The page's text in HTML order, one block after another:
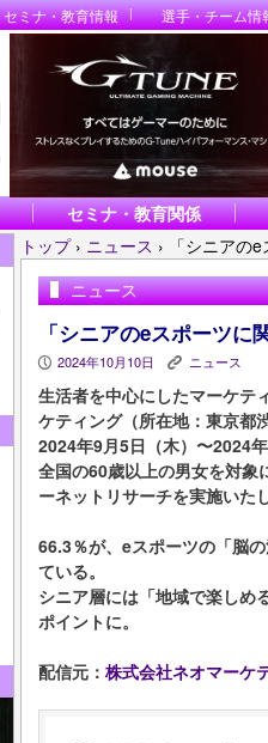
セミナ・教育情報 選手・チーム情
セミナ・教育関係
トップ › ニュース ›
「シニアの
ニュース
「シニアのeスポーツに
P 2024年10月10日 K ニュース
生活者を中心にしたマーケテ
ケティング（所在地：東京都
2024年9月5日（木）〜2024
全国の60歳以上の男女を対象
ーネットリサーチを実施いた
66.3％が、eスポーツの「脳
ている。
シニア層には「地域で楽しめ
ポイントに。
配信元： 株式会社ネオマーケ